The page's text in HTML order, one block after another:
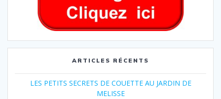
ARTICLES RÉCENTS
LES PETITS SECRETS DE COUETTE AU JARDIN DE
MELISSE